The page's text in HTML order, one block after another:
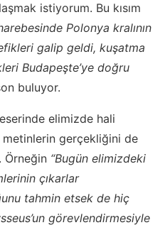
istiyorum. Bu kısım
Polonya kralının
galip geldi, kuşatma
Budapeşte’ye doğru
buluyor.
elimizde hali
metinlerin gerçekliğini de
Örneğin “Bugün elimizdeki
çıkarlar
tahmin etsek de hiç
görevlendirmesiyle